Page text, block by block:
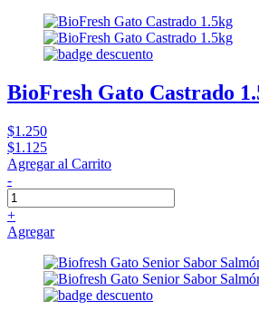
BioFresh Gato Castrado
$1.250
$1.125
Agregar al Carrito
-
+
Agregar